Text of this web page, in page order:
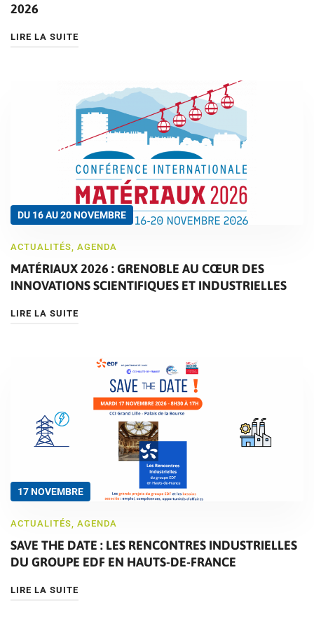
2026
LIRE LA SUITE
DU 16 AU 20 NOVEMBRE
ACTUALITÉS AGENDA
MATÉRIAUX 2026 : GRENOBLE AU CŒUR DES
INNOVATIONS SCIENTIFIQUES ET INDUSTRIELLES
LIRE LA SUITE
17 NOVEMBRE
ACTUALITÉS, AGENDA
SAVE THE DATE : LES RENCONTRES INDUSTRIELLES
DU GROUPE EDF EN HAUTS-DE-FRANCE
LIRE LA SUITE